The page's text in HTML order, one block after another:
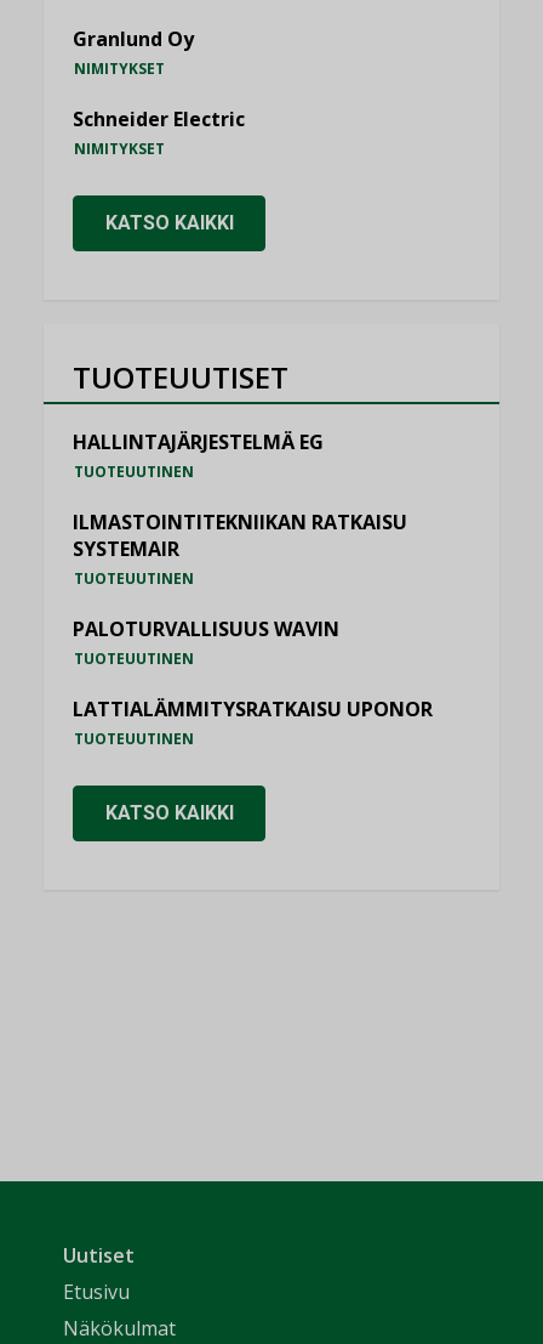
Granlund Oy
NIMITYKSET
Schneider Electric
NIMITYKSET
KATSO KAIKKI
TUOTEUUTISET
HALLINTAJÄRJESTELMÄ EG
TUOTEUUTINEN
ILMASTOINTITEKNIIKAN RATKAISU
SYSTEMAIR
TUOTEUUTINEN
PALOTURVALLISUUS WAVIN
TUOTEUUTINEN
LATTIALÄMMITYSRATKAISU UPONOR
TUOTEUUTINEN
KATSO KAIKKI
Uutiset
Etusivu
Näkökulmat